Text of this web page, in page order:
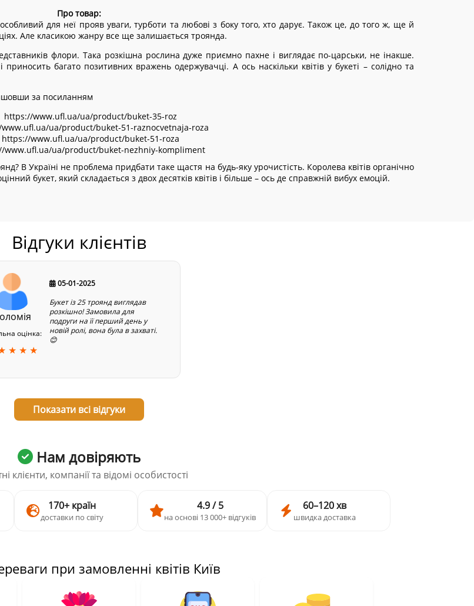
Про товар:
для неї прояв уваги, турботи та любові з боку того, хто дарує. Також це, до того ж, ще й
Але класикою жанру все ще залишається троянда.
флори. Така розкішна рослина дуже приємно пахне і виглядає по-царськи, не інакше.
багато позитивних вражень одержувачці. А ось наскільки квітів у букеті – солідно та
за посиланням
https://www.ufl.ua/ua/product/buket-35-roz
ua/product/buket-51-raznocvetnaja-roza
https://www.ufl.ua/ua/product/buket-51-roza
www.ufl.ua/ua/product/buket-nezhniy-kompliment
В Україні не проблема придбати таке щастя на будь-яку урочистість. Королева квітів органічно
букет, який складається з двох десятків квітів і більше – ось де справжній вибух емоцій.
Відгуки клієнтів
оцінка:
★ ★ ★
05-01-2025
Букет із 25 троянд виглядав
розкішно! Замовила для
подруги на її перший день у
новій ролі, вона була в захваті.
😊
Показати всі відгуки
Нам довіряють
клієнти, компанії та відомі особистості
170+ країн
доставки по світу
4.9 / 5
на основі 13 000+ відгуків
60–120 хв
швидка доставка
при замовленні квітів Київ